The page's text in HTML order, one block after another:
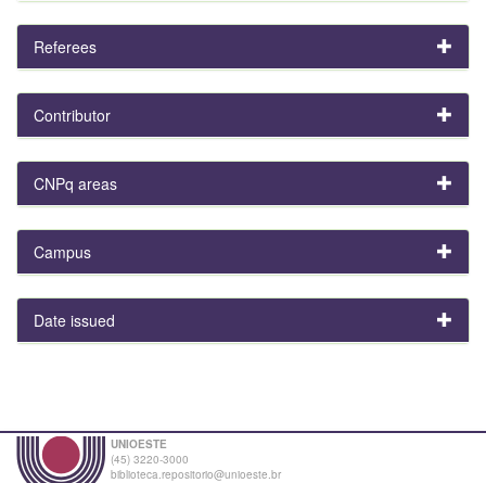
Referees
Contributor
CNPq areas
Campus
Date issued
UNIOESTE
(45) 3220-3000
biblioteca.repositorio@unioeste.br